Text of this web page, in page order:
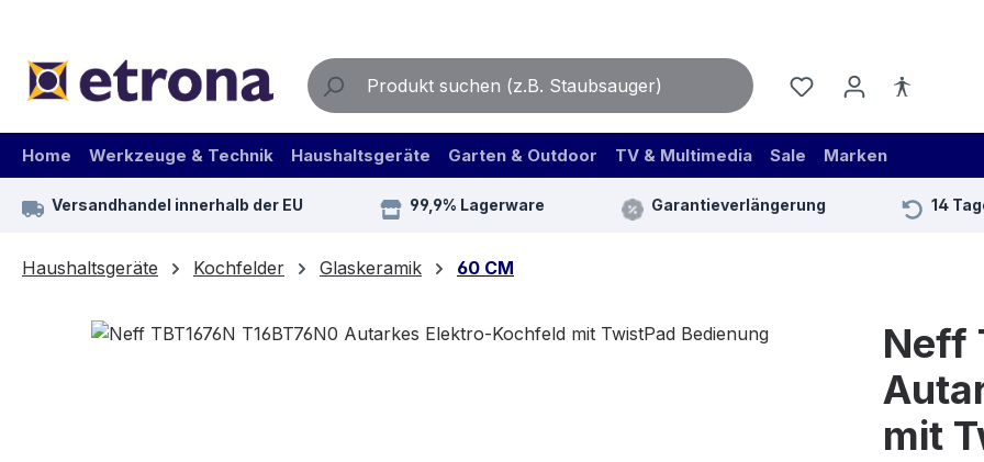
Home Werkzeuge & Technik Haushaltsgeräte Garten & Outdoor TV & Multimedia Sale Marken
Versandhandel innerhalb der EU 99,9% Lagerware Garantieverlängerung 14
Haushaltsgeräte Kochfelder Glaskeramik 60 CM
Bildergalerie überspringen
Neff
mit